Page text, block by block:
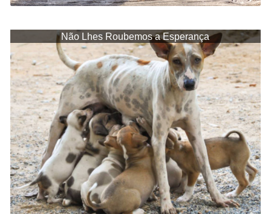
Não Lhes Roubemos a Esperança